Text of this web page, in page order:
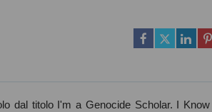
dal titolo I'm a Genocide Scholar. I